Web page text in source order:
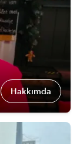
Hakkımda